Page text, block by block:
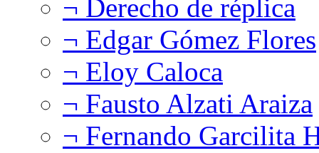
¬ Derecho de réplica
¬ Edgar Gómez Flores
¬ Eloy Caloca
¬ Fausto Alzati Araiza
¬ Fernando Garcilita